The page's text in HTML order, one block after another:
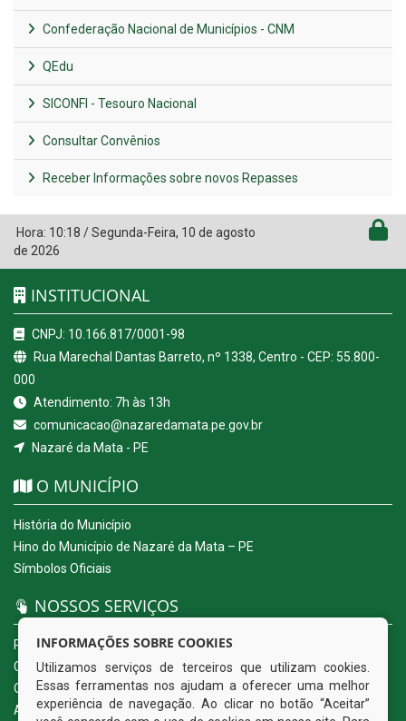
Confederação Nacional de Municípios - CNM
QEdu
SICONFI - Tesouro Nacional
Consultar Convênios
Receber Informações sobre novos Repasses
Hora: 10:18 /Segunda-Feira, 10 de agosto
de 2026
INSTITUCIONAL
CNPJ: 10.166.817/0001-98
Rua Marechal Dantas Barreto, nº 1338, Centro - CEP: 55.800-
000
Atendimento: 7h às 13h
comunicacao@nazaredamata.pe.gov.br
Nazaré da Mata - PE
O MUNICÍPIO
História do Município
Hino do Município de Nazaré da Mata – PE
Símbolos Oficiais
NOSSOS SERVIÇOS
Portal da Transparência
Carta de Serviços ao Usuário
Ouvidoria Eletrônica
Acesso a Informação (eSIC)
INFORMAÇÕES SOBRE COOKIES
Utilizamos serviços de terceiros que utilizam cookies.
Essas ferramentas nos ajudam a oferecer uma melhor
experiência de navegação. Ao clicar no botão “Aceitar”